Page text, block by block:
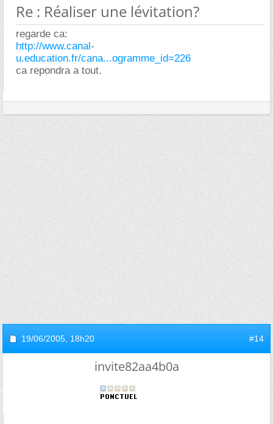
Re : Réaliser une lévitation?
regarde ca:
http://www.canal-
u.education.fr/cana...ogramme_id=226
ca repondra a tout.
19/06/2005, 18h20 #14
invite82aa4b0a